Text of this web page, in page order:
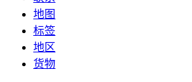
地图
标签
地区
货物